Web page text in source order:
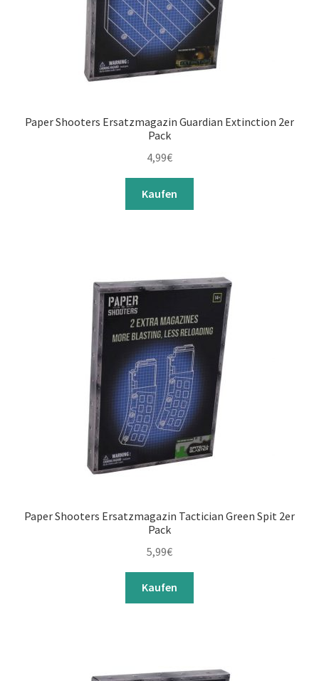
Paper Shooters Ersatzmagazin Guardian Extinction 2er
Pack
4,99€
Kaufen
Paper Shooters Ersatzmagazin Tactician Green Spit 2er
Pack
5,99€
Kaufen